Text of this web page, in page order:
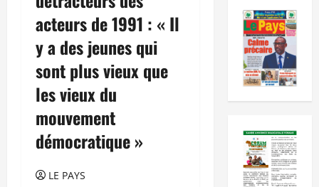
acteurs de 1991 : « Il
y a des jeunes qui
sont plus vieux que
les vieux du
mouvement
démocratique »
LE PAYS